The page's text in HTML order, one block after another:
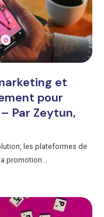
et
pour
Par Zeytun,
les plateformes de
promotion...